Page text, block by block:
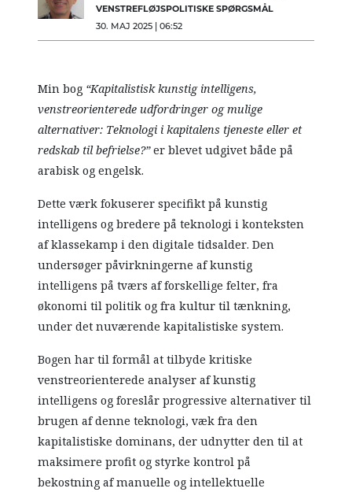
VENSTREFLØJSPOLITISKE SPØRGSMÅL
30. MAJ 2025 | 06:52
Min bog “Kapitalistisk kunstig intelligens,
venstreorienterede udfordringer og mulige
alternativer: Teknologi i kapitalens tjeneste eller et
redskab til befrielse?”er blevet udgivet både på
arabisk og engelsk.
Dette værk fokuserer specifikt på kunstig
intelligens og bredere på teknologi i konteksten
af klassekamp i den digitale tidsalder. Den
undersøger påvirkningerne af kunstig
intelligens på tværs af forskellige felter, fra
økonomi til politik og fra kultur til tænkning,
under det nuværende kapitalistiske system.
Bogen har til formål at tilbyde kritiske
venstreorienterede analyser af kunstig
intelligens og foreslår progressive alternativer til
brugen af denne teknologi, væk fra den
kapitalistiske dominans, der udnytter den til at
maksimere profit og styrke kontrol på
bekostning af manuelle og intellektuelle